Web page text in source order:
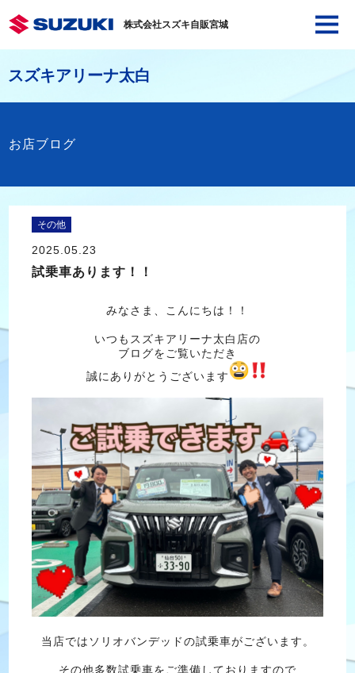
株式会社スズキ自販宮城
スズキアリーナ太白
お店ブログ
その他
2025.05.23
試乗車あります！！
みなさま、こんにちは！！
いつもスズキアリーナ太白店の
ブログをご覧いただき
誠にありがとうございます
当店ではソリオバンデッドの試乗車がございます。
その他多数試乗車をご準備しておりますので